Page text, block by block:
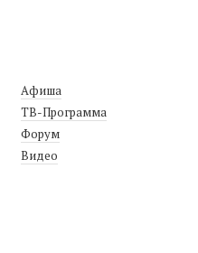
Афиша
ТВ-Программа
Форум
Видео